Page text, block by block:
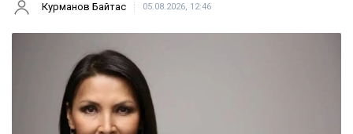
Курманов Байтас 05.08.2026, 12:46